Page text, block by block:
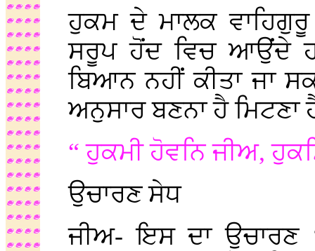
ਹੁਕਮ ਦੇ ਮਾਲਕ
ਸਰੂਪ ਹੋਂਦ ਵਿਚ ਆਉਂਦੇ
ਬਿਆਨ ਨਹੀਂ ਕੀਤਾ ਜਾ
ਅਨੁਸਾਰ ਬਣਨਾ ਹੈ
“ ਹੁਕਮੀ ਹੋਵਨਿ ਜੀਅ,
ਉਚਾਰਣ ਸੇਧ
ਜੀਅ- ਇਸ ਦਾ ਉਚਾਰਣ